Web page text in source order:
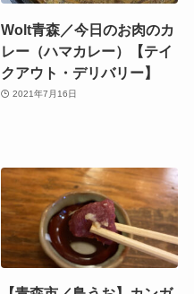
Wolt青森／今日のお肉のカ
レー（ハマカレー）【テイ
クアウト・デリバリー】
2021年7月16日